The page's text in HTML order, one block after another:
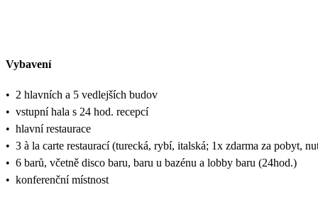
Vybavení
• 2 hlavních a 5 vedlejších budov
• vstupní hala s 24 hod. recepcí
• hlavní restaurace
• 3 à la carte restaurací (turecká, rybí, italská; 1x zdarma za pobyt,
• 6 barů, včetně disco baru, baru u bazénu a lobby baru (24hod.)
• konferenční místnost